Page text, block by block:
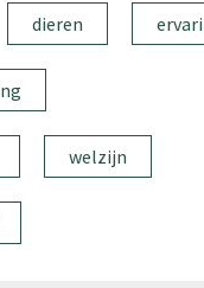
dieren
welzijn